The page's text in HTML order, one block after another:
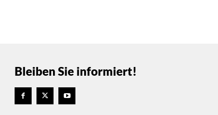
Bleiben Sie informiert!